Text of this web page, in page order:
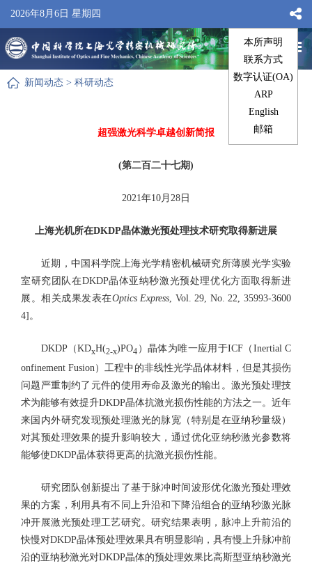
2026年8月6日 星期四
新闻动态 > 科研动态
超强激光科学卓越创新简报
(第二百二十七期)
2021年10月28日
上海光机所在DKDP晶体激光预处理技术研究取得新进展
近期，中国科学院上海光学精密机械研究所薄膜光学实验
室研究团队在DKDP晶体亚纳秒激光预处理优化方面取得新进
展。相关成果发表在Optics Express, Vol. 29, No. 22, 35993-3600
4]。
DKDP（KDxH(2-x)PO4 ）晶体为唯一应用于ICF（Inertial C
onfinement Fusion）工程中的非线性光学晶体材料，但是其损伤
问题严重制约了元件的使用寿命及激光的输出。激光预处理技
术为能够有效提升DKDP晶体抗激光损伤性能的方法之一。近年
来国内外研究发现预处理激光的脉宽（特别是在亚纳秒量级）
对其预处理效果的提升影响较大，通过优化亚纳秒激光参数将
能够使DKDP晶体获得更高的抗激光损伤性能。
研究团队创新提出了基于脉冲时间波形优化激光预处理效
果的方案，利用具有不同上升沿和下降沿组合的亚纳秒激光脉
冲开展激光预处理工艺研究。研究结果表明，脉冲上升前沿的
快慢对DKDP晶体预处理效果具有明显影响，具有慢上升脉冲前
沿的亚纳秒激光对DKDP晶体的预处理效果比高斯型亚纳秒激光